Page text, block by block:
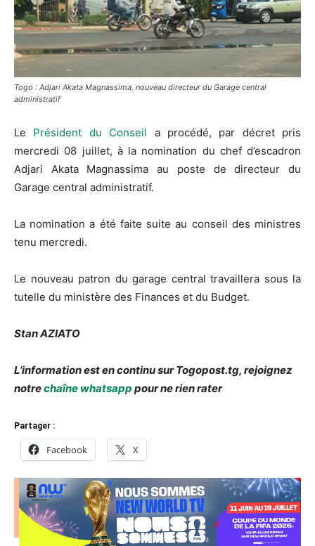
Togo : Adjari Akata Magnassima, nouveau directeur du Garage central
administratif
Le Président du Conseil a procédé, par décret pris
mercredi 08 juillet, à la nomination du chef d’escadron
Adjari Akata Magnassima au poste de directeur du
Garage central administratif.
La nomination a été faite suite au conseil des ministres
tenu mercredi.
Le nouveau patron du garage central travaillera sous la
tutelle du ministère des Finances et du Budget.
Stan AZIATO
L’information est en continu sur Togopost.tg, rejoignez
notrechaîne whatsapp pour ne rien rater
Partager :
Facebook X